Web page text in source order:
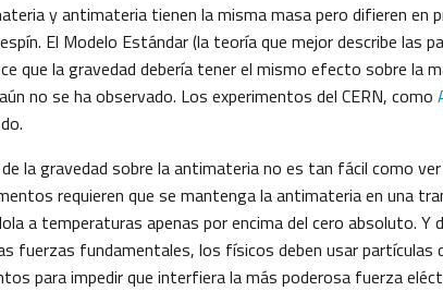
y antimateria tienen la misma masa pero difieren en
El Modelo Estándar (la teoría que mejor describe las
que la gravedad debería tener el mismo efecto sobre la
no se ha observado. Los experimentos del CERN, como
la gravedad sobre la antimateria no es tan fácil como ver
requieren que se mantenga la antimateria en una
a temperaturas apenas por encima del cero absoluto. Y
fuerzas fundamentales, los físicos deben usar partículas
para impedir que interfiera la más poderosa fuerza